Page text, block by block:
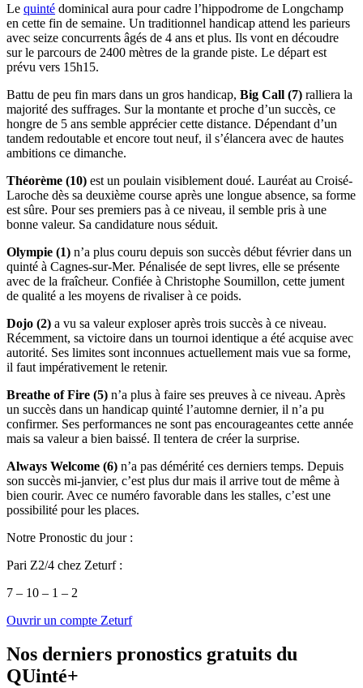
Le quinté dominical aura pour cadre l’hippodrome de Longchamp
en cette fin de semaine. Un traditionnel handicap attend les parieurs
avec seize concurrents âgés de 4 ans et plus. Ils vont en découdre
sur le parcours de 2400 mètres de la grande piste. Le départ est
prévu vers 15h15.
Battu de peu fin mars dans un gros handicap, Big Call (7) ralliera la
majorité des suffrages. Sur la montante et proche d’un succès, ce
hongre de 5 ans semble apprécier cette distance. Dépendant d’un
tandem redoutable et encore tout neuf, il s’élancera avec de hautes
ambitions ce dimanche.
Théorème (10) est un poulain visiblement doué. Lauréat au Croisé-
Laroche dès sa deuxième course après une longue absence, sa forme
est sûre. Pour ses premiers pas à ce niveau, il semble pris à une
bonne valeur. Sa candidature nous séduit.
Olympie (1) n’a plus couru depuis son succès début février dans un
quinté à Cagnes-sur-Mer. Pénalisée de sept livres, elle se présente
avec de la fraîcheur. Confiée à Christophe Soumillon, cette jument
de qualité a les moyens de rivaliser à ce poids.
Dojo (2) a vu sa valeur exploser après trois succès à ce niveau.
Récemment, sa victoire dans un tournoi identique a été acquise avec
autorité. Ses limites sont inconnues actuellement mais vue sa forme,
il faut impérativement le retenir.
Breathe of Fire (5) n’a plus à faire ses preuves à ce niveau. Après
un succès dans un handicap quinté l’automne dernier, il n’a pu
confirmer. Ses performances ne sont pas encourageantes cette année
mais sa valeur a bien baissé. Il tentera de créer la surprise.
Always Welcome (6) n’a pas démérité ces derniers temps. Depuis
son succès mi-janvier, c’est plus dur mais il arrive tout de même à
bien courir. Avec ce numéro favorable dans les stalles, c’est une
possibilité pour les places.
Notre Pronostic du jour :
Pari Z2/4 chez Zeturf :
7 – 10 – 1 – 2
Ouvrir un compte Zeturf
Nos derniers pronostics gratuits du
QUinté+